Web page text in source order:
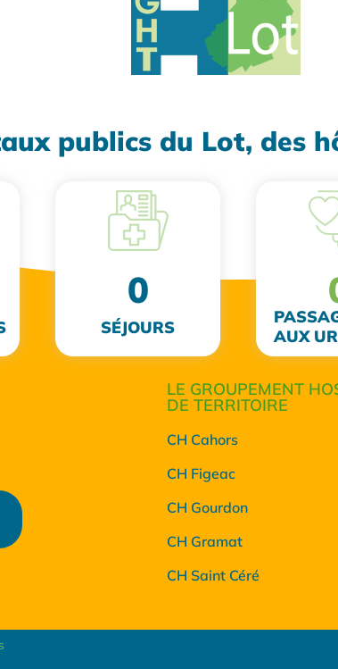
publics du Lot, des
SÉJOURS
0
AUX
LE GROUPEMENT
DE TERRITOIRE
CH Cahors
CH Figeac
CH Gourdon
CH Gramat
CH Saint Céré